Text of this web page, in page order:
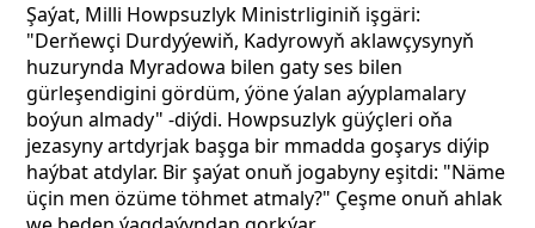
Şaýat, Milli Howpsuzlyk Ministrliginiň işgäri:
"Derňewçi Durdyýewiň, Kadyrowyň aklawçysynyň
huzurynda Myradowa bilen gaty ses bilen
gürleşendigini gördüm, ýöne ýalan aýyplamalary
boýun almady" -diýdi. Howpsuzlyk güýçleri oňa
jezasyny artdyrjak başga bir mmadda goşarys diýip
haýbat atdylar. Bir şaýat onuň jogabyny eşitdi: "Näme
üçin men özüme töhmet atmaly?" Çeşme onuň ahlak